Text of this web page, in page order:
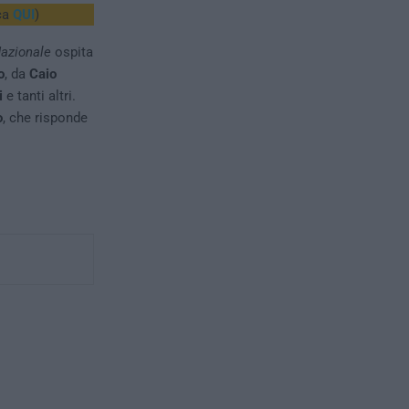
QUI)
ospita
, da Caio
e tanti altri.
, che risponde